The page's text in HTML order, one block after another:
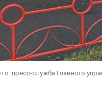
пресс-служба Главного